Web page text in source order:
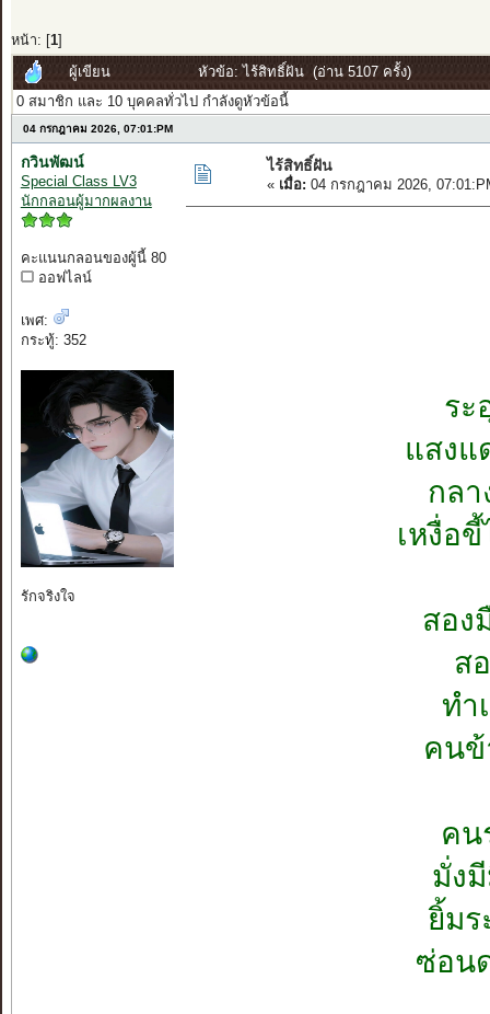
หน้า: [ 1]
ผู้เขียน
หัวข้อ: ไร้สิทธิ์ฝัน (อ่าน 5107 ครั้ง)
0 สมาชิก และ 10 บุคคลทั่วไป กำลังดูหัวข้อนี้
04 กรกฎาคม 2026, 07:01:PM
กวินพัฒน์
Special Class LV3
นักกลอนผู้มากผลงาน
คะแนนกลอนของผู้นี้ 80
ออฟไลน์
เพศ:
กระทู้: 352
ไร้สิทธิ์ฝัน
« เมื่อ: 04 กรกฎาคม 2026,
ระ
แสงแ
กล
เหงื่อ
สอง
ส
ทำ
คนข้
คน
มั่ง
ยิ้มร
ซ่อน